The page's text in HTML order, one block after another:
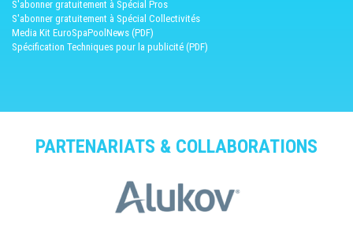
S'abonner gratuitement à Spécial Pros
S'abonner gratuitement à Spécial Collectivités
Media Kit EuroSpaPoolNews (PDF)
Spécification Techniques pour la publicité (PDF)
PARTENARIATS & COLLABORATIONS